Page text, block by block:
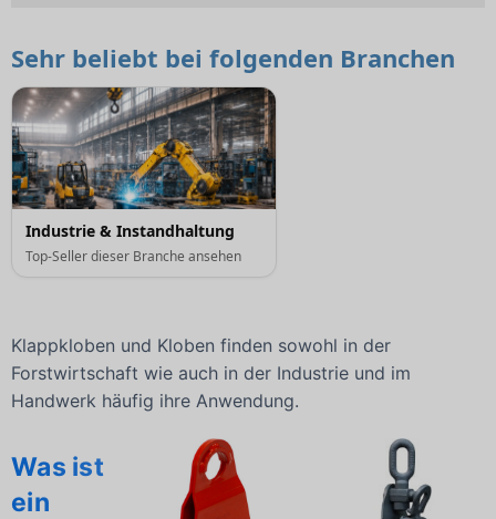
Sehr beliebt bei folgenden Branchen
Industrie & Instandhaltung
Top-Seller dieser Branche ansehen
Klappkloben und Kloben finden sowohl in der
Forstwirtschaft wie auch in der Industrie und im
Handwerk häufig ihre Anwendung.
Was ist
ein